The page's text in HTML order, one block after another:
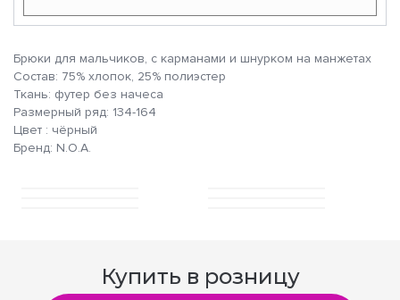
Брюки для мальчиков, с карманами и шнурком на манжетах
Состав: 75% хлопок, 25% полиэстер
Ткань: футер без начеса
Размерный ряд: 134-164
Цвет : чёрный
Бренд: N.O.A.
Купить в розницу